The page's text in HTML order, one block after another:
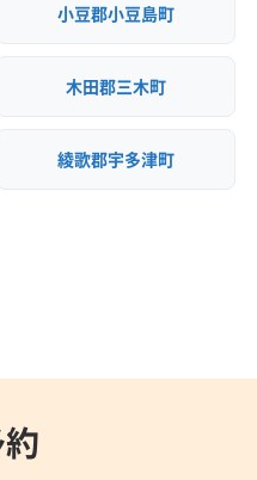
小豆郡小豆島町
木田郡三木町
綾歌郡宇多津町